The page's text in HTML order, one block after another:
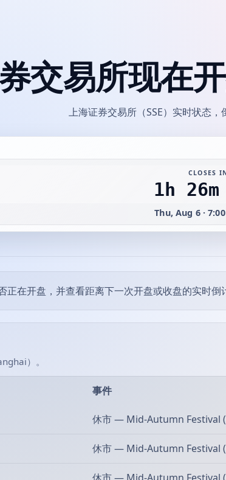
交易所现在
上海证券交易所（SSE）实时状态，
CLOSES
1h
Thu, Aug 6 ·
正在开盘，并查看距离下一次开盘或收盘的实时倒
）。
事件
休市 — Mid-Autumn Festival
休市 — Mid-Autumn Festival